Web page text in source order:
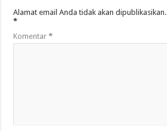
Alamat email Anda tidak akan dipublikasikan.
*
Komentar*